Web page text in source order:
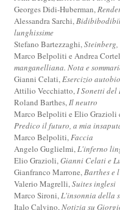
Georges Didi-Huberman,
Alessandra Sarchi,
lunghissime
Stefano Bartezzaghi,
Marco Belpoliti e Andrea
manganelliana. Nota e
Gianni Celati,Esercizio
Attilio Vecchiatto,I Sonetti del
Roland Barthes,Il neutro
Marco Belpoliti e Elio Grazioli
Predico il futuro, a mia
Marco Belpoliti,Faccia
Angelo Guglielmi,L'inferno
Elio Grazioli,Gianni Celati e
Gianfranco Marrone,Barthes e
Valerio Magrelli,Suites inglesi
Marco Sironi,L'insonnia della
Italo Calvino,Notizia su